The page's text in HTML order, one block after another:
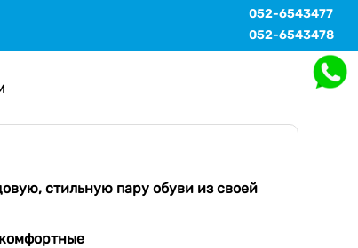
052-6543477
052-6543478
стильную пару обуви из своей
комфортные